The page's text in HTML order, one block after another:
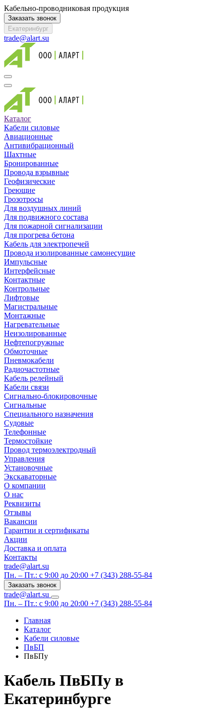
Кабельно-проводниковая продукция
Заказать звонок
Екатеринбург
trade@alart.su
Каталог
Кабели силовые
Авиационные
Антивибрационный
Шахтные
Бронированные
Провода взрывные
Геофизические
Греющие
Грозотросы
Для воздушных линий
Для подвижного состава
Для пожарной сигнализации
Для прогрева бетона
Кабель для электропечей
Провода изолированные самонесущие
Импульсные
Интерфейсные
Контактные
Контрольные
Лифтовые
Магистральные
Монтажные
Нагревательные
Неизолированные
Нефтепогружные
Обмоточные
Пневмокабели
Радиочастотные
Кабель релейный
Кабели связи
Сигнально-блокировочные
Сигнальные
Специального назначения
Судовые
Телефонные
Термостойкие
Провод термоэлектродный
Управления
Установочные
Экскаваторные
О компании
О нас
Реквизиты
Отзывы
Вакансии
Гарантии и сертификаты
Акции
Доставка и оплата
Контакты
trade@alart.su
Пн. – Пт.: с 9:00 до 20:00 +7 (343) 288-55-84
Заказать звонок
trade@alart.su
Пн. – Пт.: с 9:00 до 20:00 +7 (343) 288-55-84
Главная
Каталог
Кабели силовые
ПвБП
ПвБПу
Кабель ПвБПу в
Екатеринбурге